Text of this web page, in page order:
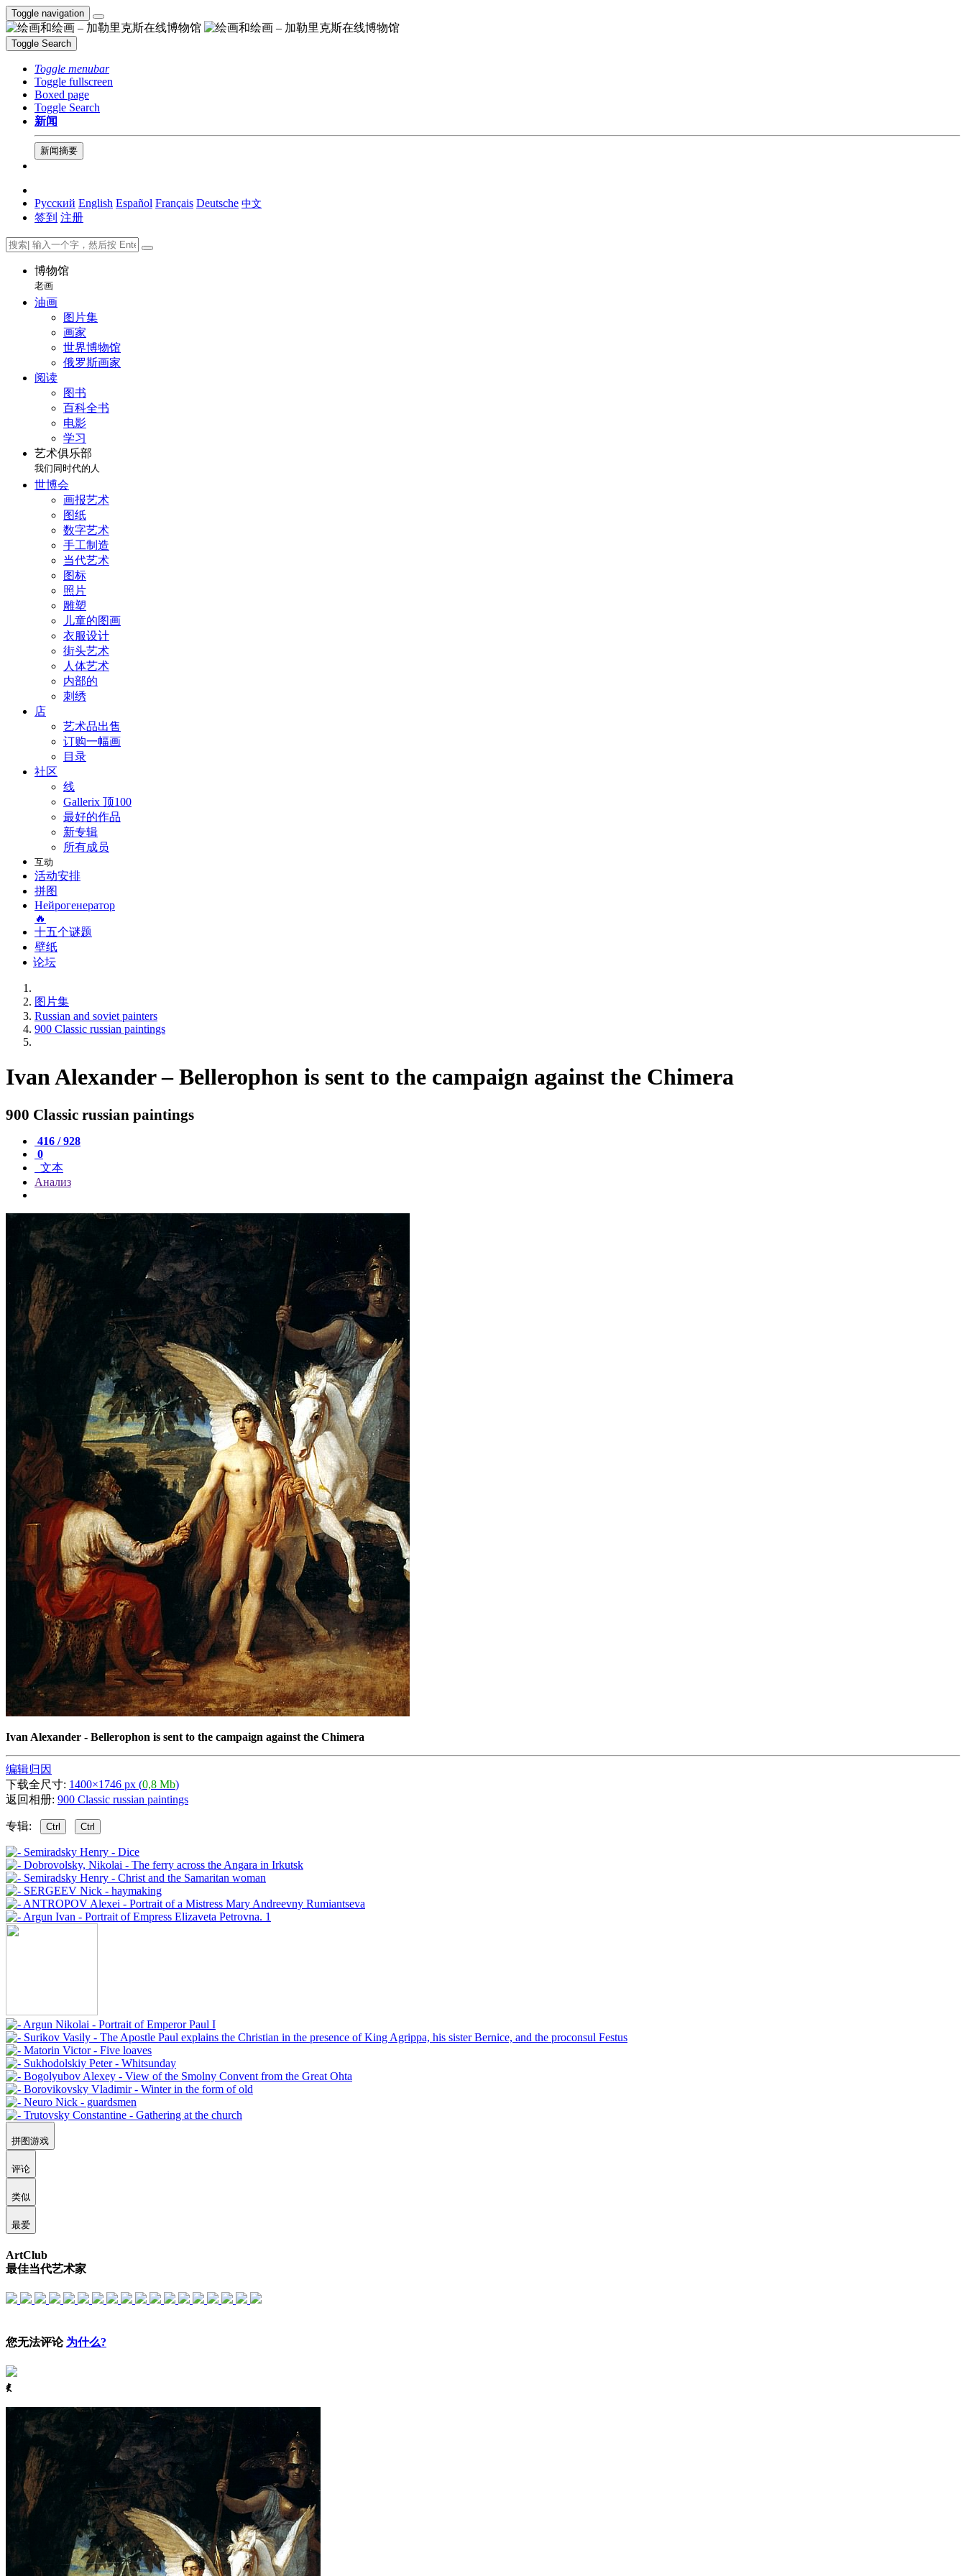
Toggle navigation
Toggle Search
Toggle menubar
Toggle fullscreen
Boxed page
Toggle Search
新闻
新闻摘要
Русский English Español Français Deutsche 中文
签到 注册
博物馆
老画
油画
图片集
画家
世界博物馆
俄罗斯画家
阅读
图书
百科全书
电影
学习
艺术俱乐部
我们同时代的人
世博会
画报艺术
图纸
数字艺术
手工制造
当代艺术
图标
照片
雕塑
儿童的图画
衣服设计
街头艺术
人体艺术
内部的
刺绣
店
艺术品出售
订购一幅画
目录
社区
线
Gallerix 顶100
最好的作品
新专辑
所有成员
互动
活动安排
拼图
Нейрогенератор
🔥
十五个谜题
壁纸
论坛
图片集
Russian and soviet painters
900 Classic russian paintings
Ivan Alexander – Bellerophon is sent to the campaign against the Chimera
900 Classic russian paintings
416 / 928
0
文本
Анализ
Ivan Alexander - Bellerophon is sent to the campaign against the Chimera
编辑归因
下载全尺寸: 1400×1746 px (0,8 Mb)
返回相册: 900 Classic russian paintings
专辑: Ctrl Ctrl
拼图游戏
评论
类似
最爱
ArtClub
最佳当代艺术家
您无法评论 为什么?
ꈅ